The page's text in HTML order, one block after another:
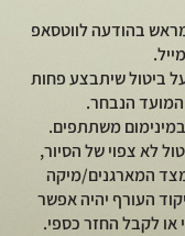
בהודעה לווטסאפ
ביטול שיתבצע פחות
הנבחר.
משתתפים.
לא צפוי של הסיור,
המארגנים/מיקה
העורף יהיה אפשר
או לקבל החזר כספי.